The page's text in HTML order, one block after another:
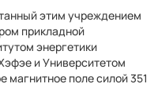
этим учреждением
прикладной
энергетики
и Университетом
магнитное поле силой 351